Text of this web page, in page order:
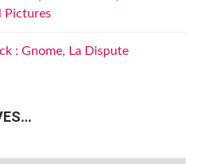
Pictures
: Gnome, La Dispute